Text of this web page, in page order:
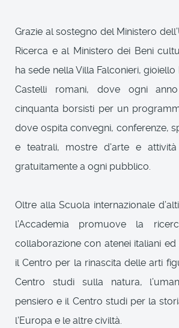
Grazie al sostegno del Ministero
Ricerca e al Ministero dei Beni
ha sede nella Villa Falconieri,
Castelli romani, dove ogni
cinquanta borsisti per un
dove ospita convegni, conferenze,
e teatrali, mostre d'arte e
gratuitamente a ogni pubblico.
Oltre alla Scuola internazionale
l’Accademia promuove la
collaborazione con atenei italiani ed
il Centro per la rinascita delle arti
Centro studi sulla natura,
pensiero e il Centro studi per la
l'Europa e le altre civiltà.